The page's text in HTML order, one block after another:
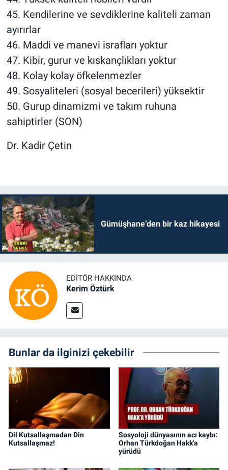
45. Kendilerine ve sevdiklerine kaliteli zaman
ayırırlar
46. Maddi ve manevi israfları yoktur
47. Kibir, gurur ve kıskançlıkları yoktur
48. Kolay kolay öfkelenmezler
49. Sosyaliteleri (sosyal becerileri) yüksektir
50. Gurup dinamizmi ve takım ruhuna
sahiptirler (SON)
Dr. Kadir Çetin
Gümüşhane’den bir kaz hikayesi
EDITÖR HAKKINDA
Kerim Öztürk
Bunlar da ilginizi çekebilir
Dil Kutsallaşmadan Din
Kutsallaşmaz!
Sosyoloji dünyasının acı kaybı:
Orhan Türkdoğan Hakk'a
yürüdü